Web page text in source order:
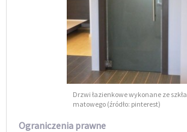
Drzwi łazienkowe wykonane ze szkła
matowego (źródło: pinterest)
Ograniczenia prawne